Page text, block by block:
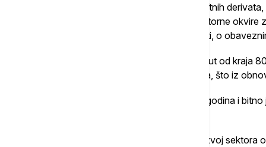
gasom. Značajno smo uvećali rezerve naftnih
rezerve benzina. Usvojili smo nove regulatorne
energetici, ali i nove zakone o gasu, o nafti, o
Istakla je da je Elektroprivreda Srbije prvi put od kraja
instalisanih kapaciteta, što iz termosektora, što iz
"To se nije desilo u poslednjih više od 30 godina i
Navela je da je posebno dinamičan bio razvoj sektora